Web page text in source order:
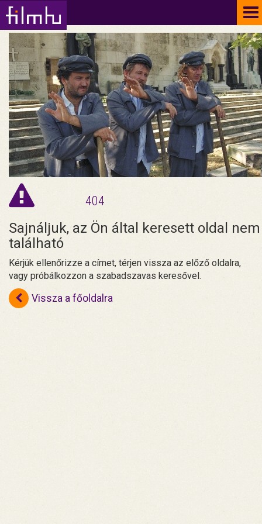
404
Sajnáljuk, az Ön által keresett oldal nem
található
Kérjük ellenőrizze a címet, térjen vissza az előző oldalra,
vagy próbálkozzon a szabadszavas keresővel.
Vissza a főoldalra